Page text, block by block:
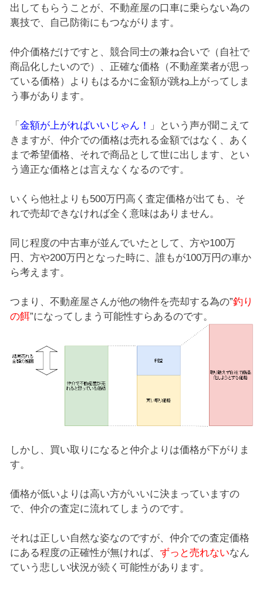
出してもらうことが、不動産屋の口車に乗らない為の
裏技で、自己防衛にもつながります。
仲介価格だけですと、競合同士の兼ね合いで（自社で
商品化したいので）、正確な価格（不動産業者が思っ
ている価格）よりもはるかに金額が跳ね上がってしま
う事があります。
「 金額が上がればいいじゃん！
」という声が聞こえて
きますが、仲介での価格は売れる金額ではなく、あく
まで希望価格、それで商品として世に出します、とい
う適正な価格とは言えなくなるのです。
いくら他社よりも500万円高く査定価格が出ても、そ
れで売却できなければ全く意味はありません。
同じ程度の中古車が並んでいたとして、方や100万
円、方や200万円となった時に、誰もが100万円の車か
ら考えます。
つまり、不動産屋さんが他の物件を売却する為の”釣り
の餌”になってしまう可能性すらあるのです。
しかし、買い取りになると仲介よりは価格が下がりま
す。
価格が低いよりは高い方がいいに決まっていますの
で、仲介の査定に流れてしまうのです。
それは正しい自然な姿なのですが、仲介での査定価格
にある程度の正確性が無ければ、 ずっと売れないなん
ていう悲しい状況が続く可能性があります。